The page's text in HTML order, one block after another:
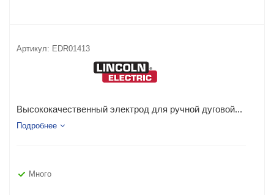
Артикул: EDR01413
Высококачественный электрод для ручной дуговой...
Подробнее
Много